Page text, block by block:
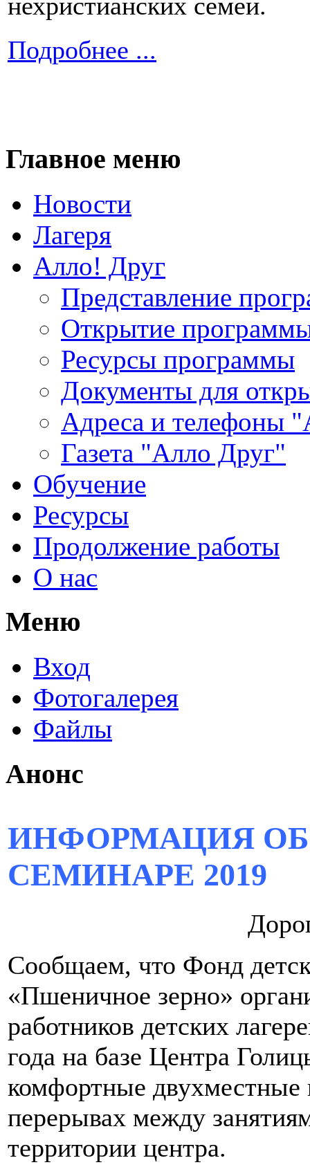
Подробнее ...
Главное меню
Новости
Лагеря
Алло! Друг
Представление
Открытие
Ресурсы программы
Документы для
Адреса и телефоны
Газета "Алло Друг"
Обучение
Ресурсы
Продолжение работы
О нас
Меню
Вход
Фотогалерея
Файлы
Анонс
ИНФОРМАЦИЯ
СЕМИНАРЕ 2019
Сообщаем, что Фонд
«Пшеничное зерно»
работников детских
года на базе Центра
комфортные двухместные
перерывах между
территории центра.